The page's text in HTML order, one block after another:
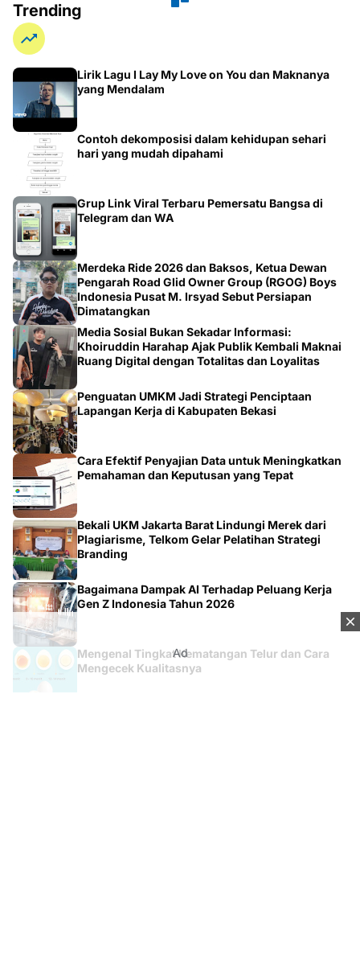
Trending
Lirik Lagu I Lay My Love on You dan Maknanya
yang Mendalam
Contoh dekomposisi dalam kehidupan sehari
hari yang mudah dipahami
Grup Link Viral Terbaru Pemersatu Bangsa di
Telegram dan WA
Merdeka Ride 2026 dan Baksos, Ketua Dewan
Pengarah Road Glid Owner Group (RGOG) Boys
Indonesia Pusat M. Irsyad Sebut Persiapan
Dimatangkan
Media Sosial Bukan Sekadar Informasi:
Khoiruddin Harahap Ajak Publik Kembali Maknai
Ruang Digital dengan Totalitas dan Loyalitas
Penguatan UMKM Jadi Strategi Penciptaan
Lapangan Kerja di Kabupaten Bekasi
Cara Efektif Penyajian Data untuk Meningkatkan
Pemahaman dan Keputusan yang Tepat
Bekali UKM Jakarta Barat Lindungi Merek dari
Plagiarisme, Telkom Gelar Pelatihan Strategi
Branding
Bagaimana Dampak AI Terhadap Peluang Kerja
Gen Z Indonesia Tahun 2026
Mengenal Tingkat Kematangan Telur dan Cara
Mengecek Kualitasnya
Ad